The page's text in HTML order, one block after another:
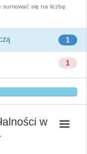
sumować się na liczbę
1
1
w